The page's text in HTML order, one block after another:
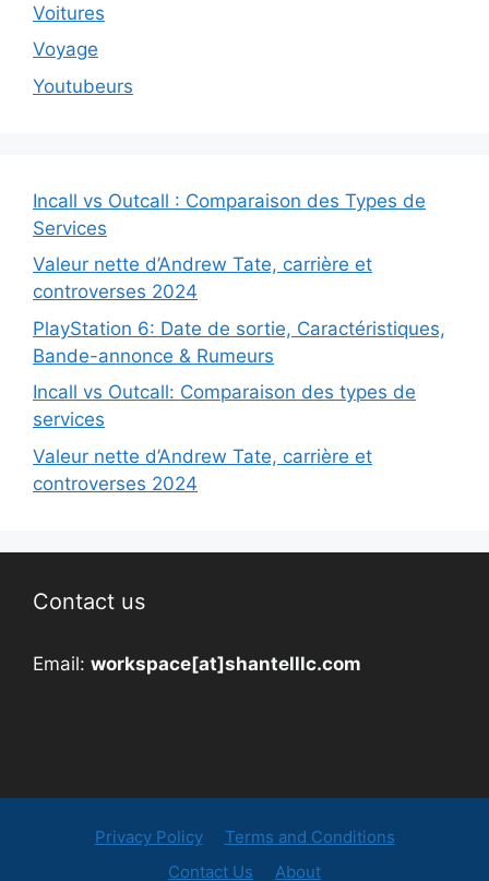
Voitures
Voyage
Youtubeurs
Incall vs Outcall : Comparaison des Types de
Services
Valeur nette d’Andrew Tate, carrière et
controverses 2024
PlayStation 6: Date de sortie, Caractéristiques,
Bande-annonce & Rumeurs
Incall vs Outcall: Comparaison des types de
services
Valeur nette d’Andrew Tate, carrière et
controverses 2024
Contact us
Email: workspace[at]shantelllc.com
Privacy Policy
Terms and Conditions
Contact Us
About